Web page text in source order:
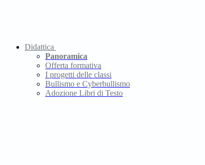
Didattica
Panoramica
Offerta formativa
I progetti delle classi
Bullismo e Cyberbullismo
Adozione Libri di Testo